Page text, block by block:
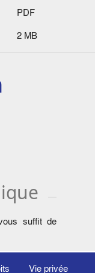
PDF
2 MB
suffit de
Vie privée